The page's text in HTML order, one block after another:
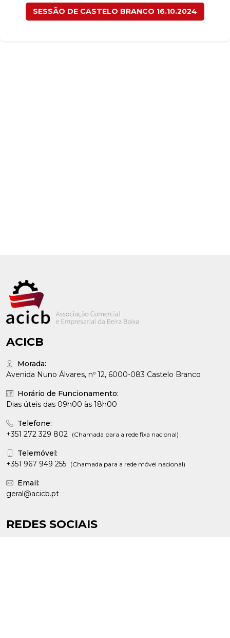
SESSÃO DE CASTELO BRANCO 16.10.2024
ACICB
Morada:
Avenida Nuno Álvares, nº 12, 6000-083 Castelo Branco
Horário de Funcionamento:
Dias úteis das 09h00 às 18h00
Telefone:
+351 272 329 802 (Chamada para a rede fixa nacional)
Telemóvel:
+351 967 949 255 (Chamada para a rede móvel nacional)
Email:
geral@acicb.pt
REDES SOCIAIS